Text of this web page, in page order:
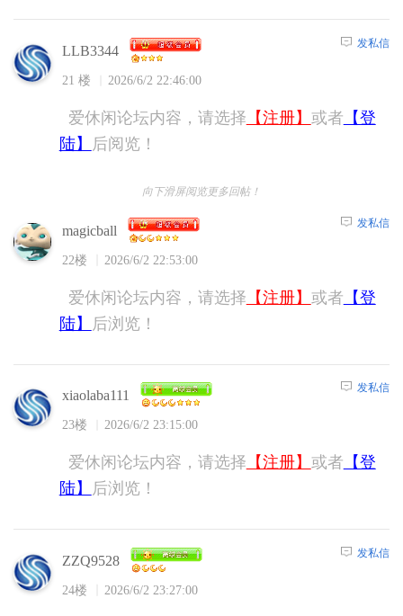
LLB3344
21 楼 2026/6/2 22:46:00
发私信
爱休闲论坛内容，请选择 【注册】 或者 【登
陆】
后阅览！
向下滑屏阅览更多回帖！
magicball
22楼 2026/6/2 22:53:00
发私信
爱休闲论坛内容，请选择 【注册】 或者 【登
陆】
后浏览！
xiaolaba111
23楼 2026/6/2 23:15:00
发私信
爱休闲论坛内容，请选择 【注册】 或者 【登
陆】
后浏览！
ZZQ9528
24楼 2026/6/2 23:27:00
发私信